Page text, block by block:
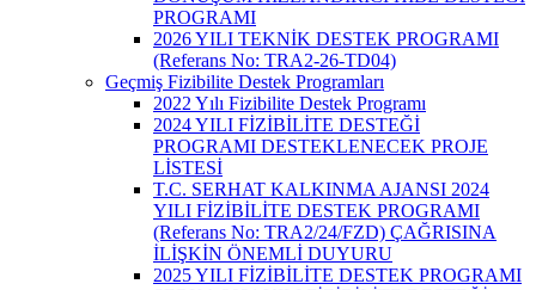
PROGRAMI
2026 YILI TEKNİK DESTEK PROGRAMI
(Referans No: TRA2-26-TD04)
Geçmiş Fizibilite Destek Programları
2022 Yılı Fizibilite Destek Programı
2024 YILI FİZİBİLİTE DESTEĞİ
PROGRAMI DESTEKLENECEK PROJE
LİSTESİ
T.C. SERHAT KALKINMA AJANSI 2024
YILI FİZİBİLİTE DESTEK PROGRAMI
(Referans No: TRA2/24/FZD) ÇAĞRISINA
İLİŞKİN ÖNEMLİ DUYURU
2025 YILI FİZİBİLİTE DESTEK PROGRAMI